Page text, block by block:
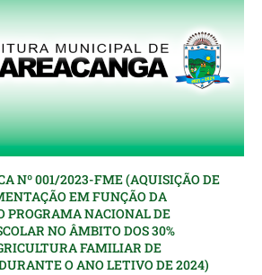
Nº 001/2023-FME (AQUISIÇÃO DE
EM FUNÇÃO DA
PROGRAMA NACIONAL DE
NO ÂMBITO DOS 30%
FAMILIAR DE
O ANO LETIVO DE 2024)